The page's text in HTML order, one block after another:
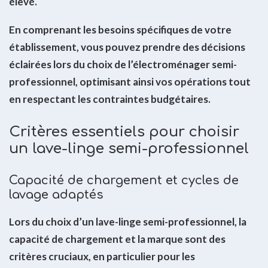
En comprenant les besoins spécifiques de votre
établissement, vous pouvez prendre des décisions
éclairées lors du choix de l’électroménager semi-
professionnel, optimisant ainsi vos opérations tout
en respectant les contraintes budgétaires.
Critères essentiels pour choisir
un lave-linge semi-professionnel
Capacité de chargement et cycles de
lavage adaptés
Lors du choix d’un lave-linge semi-professionnel, la
capacité de chargement et la marque sont des
critères cruciaux, en particulier pour les